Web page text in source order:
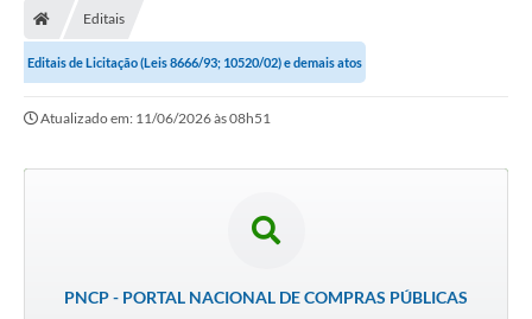
Legislação
Transparência
Diário Oficial
Editais
Editais de Licitação (Leis 8666/93; 10520/02) e demais atos
Atualizado em: 11/06/2026 às 08h51
PNCP - PORTAL NACIONAL DE COMPRAS PÚBLICAS